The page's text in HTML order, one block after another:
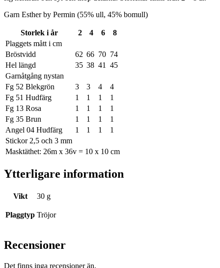
Garn Esther by Permin (55% ull, 45% bomull)
Storlek i år 2 4 6
8
Plaggets mått i cm
Bröstvidd
62 66 70 74
Hel längd
35 38 41
45
Garnåtgång nystan
Fg 52 Blekgrön
3 3 4
4
Fg 51 Hudfärg
1 1 1
1
Fg 13 Rosa
1 1 1
1
Fg 35 Brun
1 1 1
1
Angel 04 Hudfärg
1 1 1
1
Stickor 2,5 och 3 mm
Masktäthet: 26m x 36v = 10 x 10 cm
Ytterligare information
Vikt 30 g
Plaggtyp Tröjor
Recensioner
Det finns inga recensioner än.